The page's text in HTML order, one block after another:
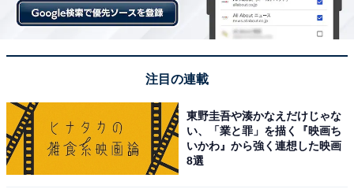
いう言い方は不適切だと感じています。感染者を「悪
者」だとみなす考えが背後にあるように感じるからで
す。
そのような風潮の中、「自分が誰かにうつしてしまった
らどうしよう」「職場に持ち込んでしまったらどうしよ
う」といった不安には、周りの人の健康を心配する気持
ちと同時に「感染したら、自分の感染対策の落ち度につ
注目の連載
東野圭吾や湊かなえだけじゃな
い、「業と罪」を描く『映画ち
いかわ』から強く連想した映画
8選